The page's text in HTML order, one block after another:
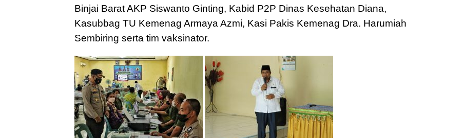
Binjai Barat AKP Siswanto Ginting, Kabid P2P Dinas Kesehatan Diana,
Kasubbag TU Kemenag Armaya Azmi, Kasi Pakis Kemenag Dra. Harumiah
Sembiring serta tim vaksinator.